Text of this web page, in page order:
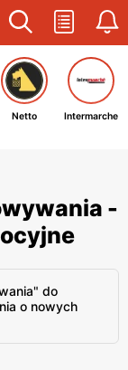
Netto Intermarche
-
do
o nowych